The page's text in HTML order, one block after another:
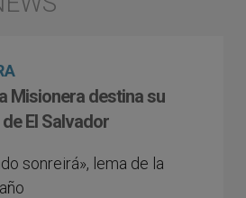
Misionera destina su
El Salvador
sonreirá», lema de la